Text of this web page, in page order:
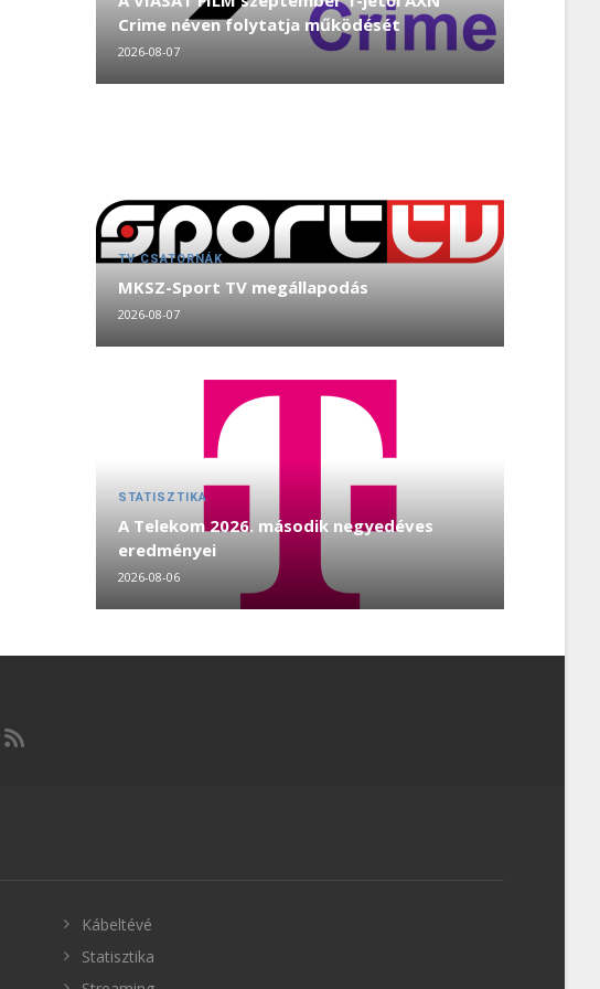
Crime néven folytatja működését
2026-08-07
TV CSATORNÁK
MKSZ-Sport TV megállapodás
2026-08-07
STATISZTIKA
A Telekom 2026. második negyedéves
eredményei
2026-08-06
Kábeltévé
Statisztika